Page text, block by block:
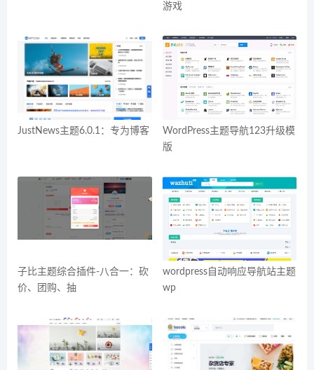
游戏
JustNews主题6.0.1：专为博客
WordPress主题导航123升级模
版
子比主题综合插件-八合一：砍
价、团购、抽
wordpress自动响应导航站主题
wp